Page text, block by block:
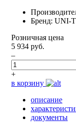
Бренд: UNI-T
Розничная цена
5 934 руб.
–
+
в корзину
описание
документы